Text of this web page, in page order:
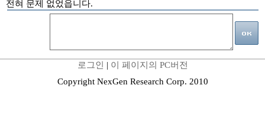
전혀 문제 없었읍니다.
로그인 | 이 페이지의 PC버전
Copyright NexGen Research Corp. 2010